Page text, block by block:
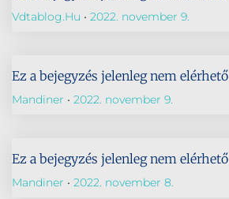
Vdtablog.hu 2022. november 9.
Ez a bejegyzés jelenleg nem elérhető
Mandiner 2022. november 9.
Ez a bejegyzés jelenleg nem elérhető
Mandiner 2022. november 8.